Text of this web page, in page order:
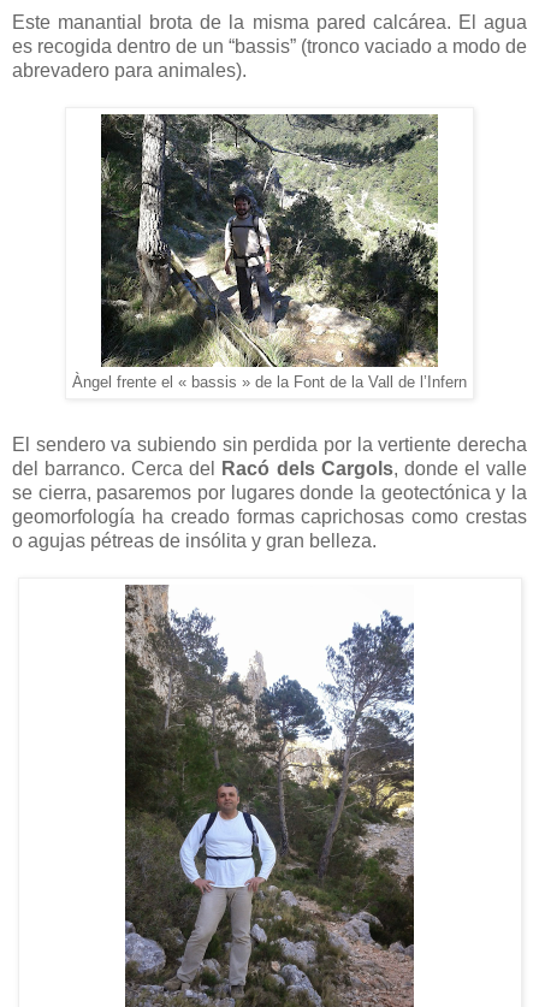
Este manantial brota de la misma pared calcárea. El agua
es recogida dentro de un “bassis” (tronco vaciado a modo de
abrevadero para animales).
Àngel frente el « bassis » de la Font de la Vall de l’Infern
El sendero va subiendo sin perdida por la vertiente derecha
del barranco. Cerca del
Racó dels Cargols, donde el valle
se cierra, pasaremos por lugares donde la geotectónica y la
geomorfología ha creado formas caprichosas como crestas
o agujas pétreas de insólita y gran belleza.